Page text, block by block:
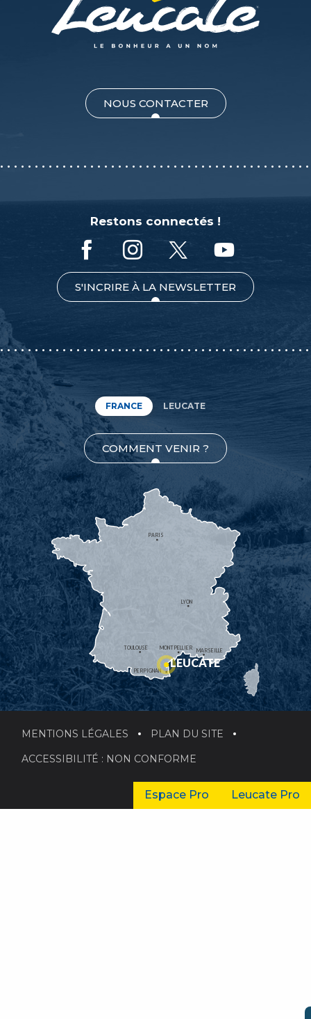
NOUS CONTACTER
Restons connectés !
S'INCRIRE À LA NEWSLETTER
FRANCE LEUCATE
COMMENT VENIR ?
MONTPELLIER
PERPIGNAN
MARSEILLE
TOULOUSE
LYON
PARIS
LEUCATE
MENTIONS LÉGALES PLAN DU SITE
ACCESSIBILITÉ : NON CONFORME
Espace Pro Leucate Pro